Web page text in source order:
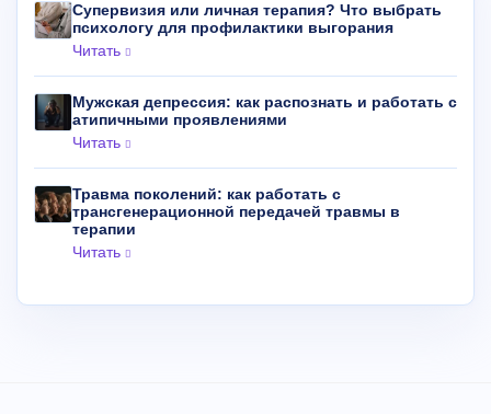
Супервизия или личная терапия? Что выбрать
психологу для профилактики выгорания
Читать
Мужская депрессия: как распознать и работать с
атипичными проявлениями
Читать
Травма поколений: как работать с
трансгенерационной передачей травмы в
терапии
Читать